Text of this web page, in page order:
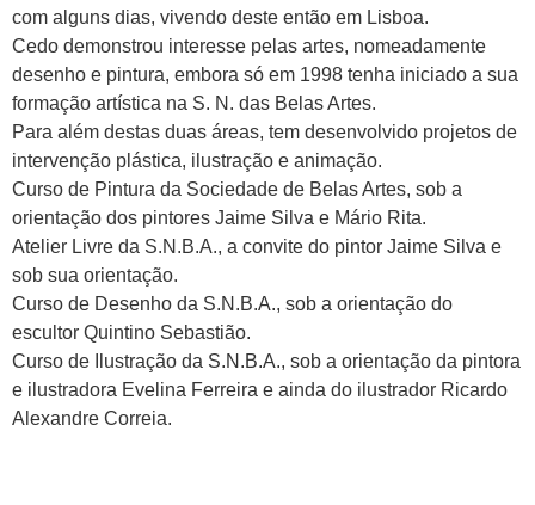
com alguns dias, vivendo deste então em Lisboa.
Cedo demonstrou interesse pelas artes, nomeadamente
desenho e pintura, embora só em 1998 tenha iniciado a sua
formação artística na S. N. das Belas Artes.
Para além destas duas áreas, tem desenvolvido projetos de
intervenção plástica, ilustração e animação.
Curso de Pintura da Sociedade de Belas Artes, sob a
orientação dos pintores Jaime Silva e Mário Rita.
Atelier Livre da S.N.B.A., a convite do pintor Jaime Silva e
sob sua orientação.
Curso de Desenho da S.N.B.A., sob a orientação do
escultor Quintino Sebastião.
Curso de Ilustração da S.N.B.A., sob a orientação da pintora
e ilustradora Evelina Ferreira e ainda do ilustrador Ricardo
Alexandre Correia.